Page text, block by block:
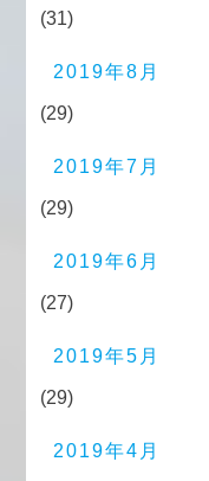
(31)
2019年8月
(29)
2019年7月
(29)
2019年6月
(27)
2019年5月
(29)
2019年4月